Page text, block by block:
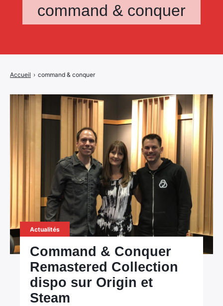
command & conquer
Accueil › command & conquer
Actualités
Command & Conquer
Remastered Collection
dispo sur Origin et
Steam